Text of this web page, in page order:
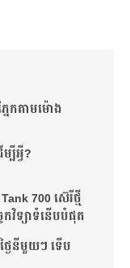
ែក​តាម​ម៉ោង​
បី​អ្វី?
700 ស៊េរីថ្មី
វិទ្យាទំនើបបំផុត
ងៃនីមួយៗ ទើប